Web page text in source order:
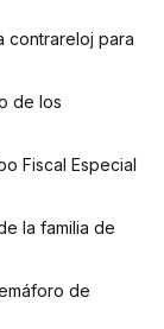
contrareloj para
de los
Fiscal Especial
la familia de
de